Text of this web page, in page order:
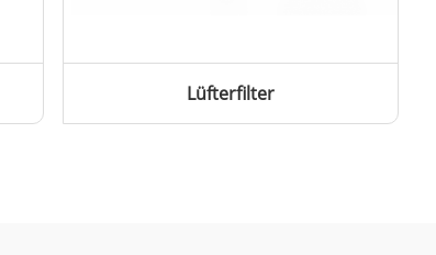
Lüfterfilter